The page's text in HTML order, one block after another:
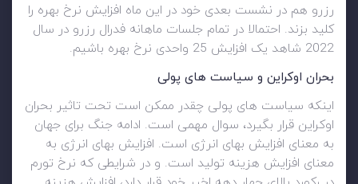
رزرو هم در نشست بعدی خود در این ماه افزایش نرخ بهره را
کلید بزند. احتمالا در تمام جلسات ماهانه فدرال رزرو در سال
2022 شاهد یک افزایش 25 واحدی نرخ بهره باشیم.
بحران اوکراین و سیاست های پولی
اینکه سیاست های پولی چقدر ممکن است تحت تاثیر بحران
اوکراین قرار بگیرد، سوال مهمی است. ادامه جنگ برای جهان
به معنای افزایش بهای انرژی است. افزایش بهای انرژی به
معنای افزایش هزینه تولید است. و در شرایطی که نرخ تورم